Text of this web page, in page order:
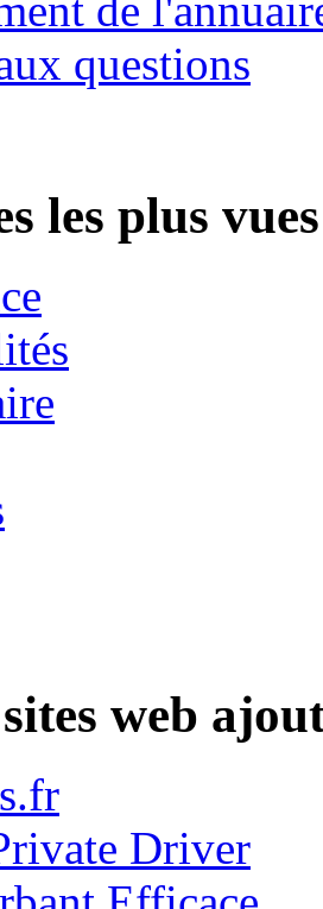
questions
les plus vues
web
Driver